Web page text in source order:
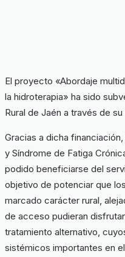
El proyecto «Abordaje
la hidroterapia» ha sido
Rural de Jaén a través de
Gracias a dicha
y Síndrome de Fatiga
podido beneficiarse del
objetivo de potenciar que
marcado carácter rural,
de acceso pudieran
tratamiento alternativo,
sistémicos importantes en